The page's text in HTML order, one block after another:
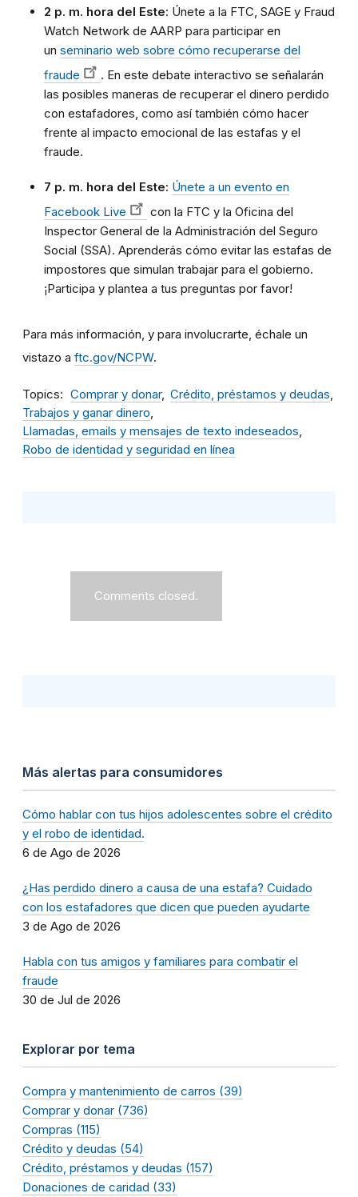
2 p. m. hora del Este: Únete a la FTC, SAGE y Fraud
Watch Network de AARP para participar en
un seminario web sobre cómo recuperarse del
fraude
. En este debate interactivo se señalarán
las posibles maneras de recuperar el dinero perdido
con estafadores, como así también cómo hacer
frente al impacto emocional de las estafas y el
fraude.
7 p. m. hora del Este: Únete a un evento en
Facebook Live
con la FTC y la Oficina del
Inspector General de la Administración del Seguro
Social (SSA). Aprenderás cómo evitar las estafas de
impostores que simulan trabajar para el gobierno.
¡Participa y plantea a tus preguntas por favor!
Para más información, y para involucrarte, échale un
vistazo a ftc.gov/NCPW.
Topics Comprar y donar
Crédito, préstamos y deudas
Trabajos y ganar dinero
Llamadas, emails y mensajes de texto indeseados
Robo de identidad y seguridad en línea
Comments closed.
Más alertas para consumidores
Cómo hablar con tus hijos adolescentes sobre el crédito
y el robo de identidad.
6 de Ago de 2026
¿Has perdido dinero a causa de una estafa? Cuidado
con los estafadores que dicen que pueden ayudarte
3 de Ago de 2026
Habla con tus amigos y familiares para combatir el
fraude
30 de Jul de 2026
Explorar por tema
Compra y mantenimiento de carros (39)
Comprar y donar (736)
Compras (115)
Crédito y deudas (54)
Crédito, préstamos y deudas (157)
Donaciones de caridad (33)